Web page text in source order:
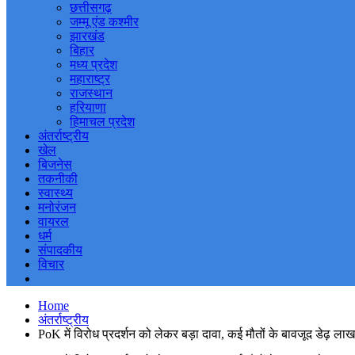
छत्तीसगढ़
जम्मू एंड कश्मीर
झारखंड
बिहार
मध्य प्रदेश
महाराष्ट्र
राजस्थान
हरियाणा
हिमाचल प्रदेश
अंतर्राष्ट्रीय
खेल
बिजनेस
तकनीकी
स्वास्थ्य
मनोरंजन
वायरल
धर्म
संपादकीय
विचार
Home
अंतर्राष्ट्रीय
PoK में विरोध प्रदर्शन को लेकर बड़ा दावा, कई मौतों के बावजूद डेढ़